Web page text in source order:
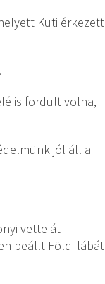
Kuti érkezett
is fordult volna,
jól áll a
vette át
beállt Földi lábát